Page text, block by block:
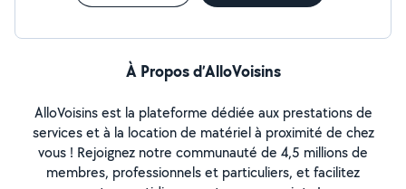
À Propos d’AlloVoisins
AlloVoisins est la plateforme dédiée aux prestations de
services et à la location de matériel à proximité de chez
vous ! Rejoignez notre communauté de 4,5 millions de
membres, professionnels et particuliers, et facilitez